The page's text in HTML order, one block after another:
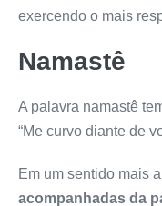
exercendo o mais
Namastê
A palavra namastê
“Me curvo diante de
Em um sentido mais
acompanhadas da